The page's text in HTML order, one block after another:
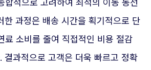
합적으로 고려하여 최적의 이동 동선
한 과정은 배송 시간을 획기적으로 단
료 소비를 줄여 직접적인 비용 절감
결과적으로 고객은 더욱 빠르고 정확